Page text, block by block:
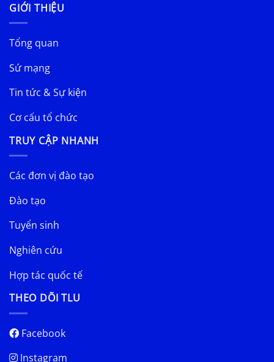
GIỚI THIỆU
Tổng quan
Sứ mạng
Tin tức & Sự kiện
Cơ cấu tổ chức
TRUY CẬP NHANH
Các đơn vị đào tạo
Đào tạo
Tuyển sinh
Nghiên cứu
Hợp tác quốc tế
THEO DÕI TLU
Facebook
Instagram